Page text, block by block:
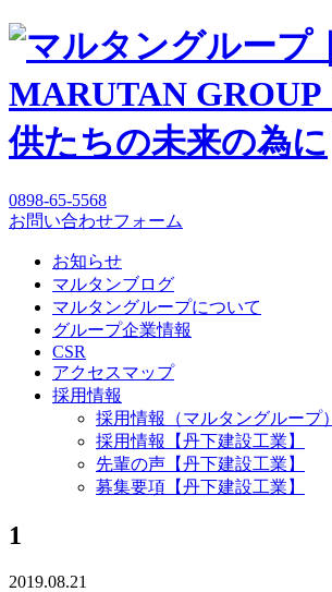
0898-65-5568
お問い合わせフォーム
お知らせ
マルタンブログ
マルタングループについて
グループ企業情報
CSR
アクセスマップ
採用情報
採用情報（マルタングループ）
採用情報【丹下建設工業】
先輩の声【丹下建設工業】
募集要項【丹下建設工業】
1
2019.08.21